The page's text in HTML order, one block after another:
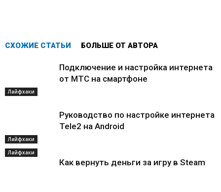
СХОЖИЕ СТАТЬИ БОЛЬШЕ ОТ АВТОРА
Лайфхаки
Подключение и настройка интернета
от МТС на смартфоне
Лайфхаки
Руководство по настройке интернета
Tele2 на Android
Лайфхаки
Как вернуть деньги за игру в Steam